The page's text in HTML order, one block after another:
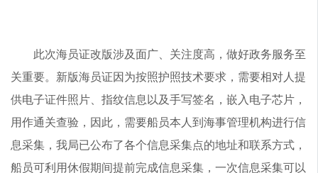
此次海员证改版涉及面广、关注度高，做好政务服务至
关重要。新版海员证因为按照护照技术要求，需要相对人提
供电子证件照片、指纹信息以及手写签名，嵌入电子芯片，
用作通关查验，因此，需要船员本人到海事管理机构进行信
息采集，我局已公布了各个信息采集点的地址和联系方式，
船员可利用休假期间提前完成信息采集，一次信息采集可以